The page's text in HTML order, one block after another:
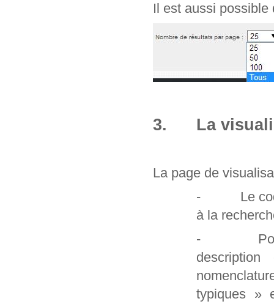
Il est aussi
3. La
La page de
- Le code
à la
- Pour les
typiques »